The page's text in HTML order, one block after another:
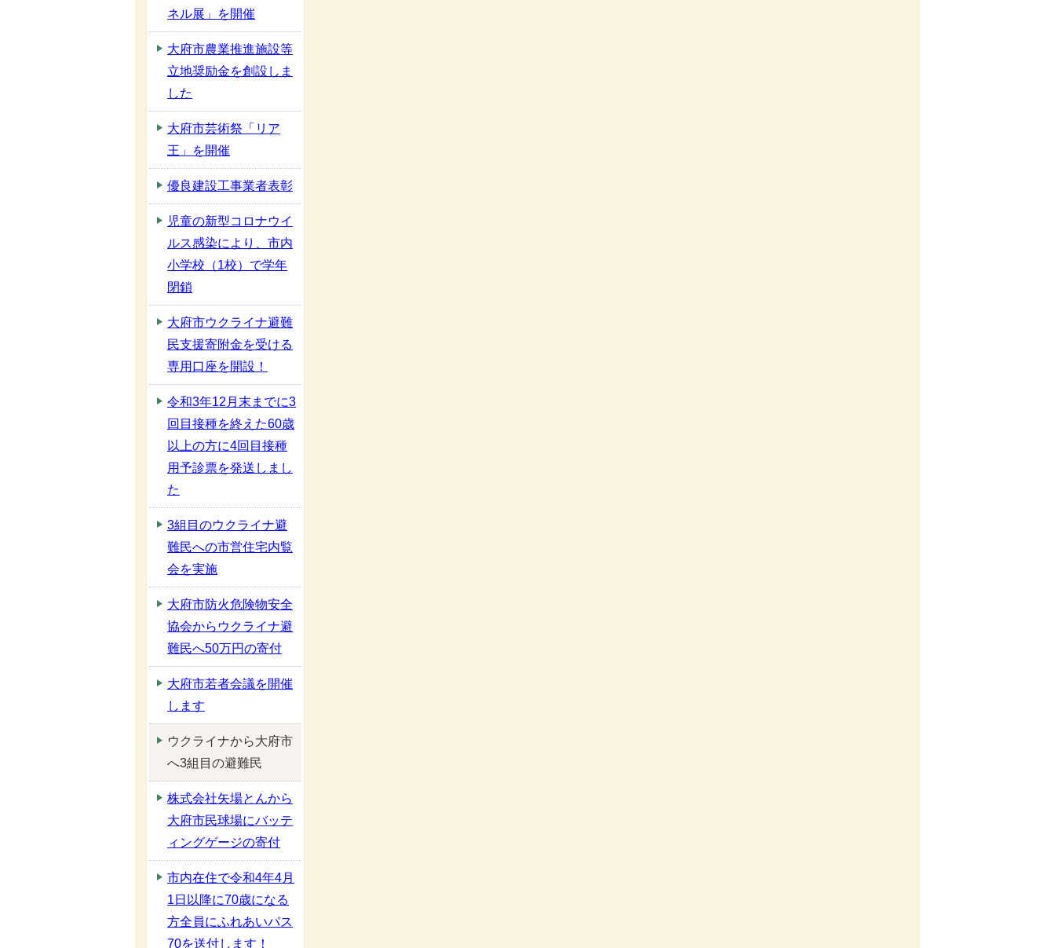
ネル展」を開催
大府市農業推進施設等
立地奨励金を創設しま
した
大府市芸術祭「リア
王」を開催
優良建設工事業者表彰
児童の新型コロナウイ
ルス感染により、市内
小学校（1校）で学年
閉鎖
大府市ウクライナ避難
民支援寄附金を受ける
専用口座を開設！
令和3年12月末までに3
回目接種を終えた60歳
以上の方に4回目接種
用予診票を発送しまし
た
3組目のウクライナ避
難民への市営住宅内覧
会を実施
大府市防火危険物安全
協会からウクライナ避
難民へ50万円の寄付
大府市若者会議を開催
します
ウクライナから大府市
へ3組目の避難民
株式会社矢場とんから
大府市民球場にバッテ
ィングゲージの寄付
市内在住で令和4年4月
1日以降に70歳になる
方全員にふれあいパス
70を送付します！